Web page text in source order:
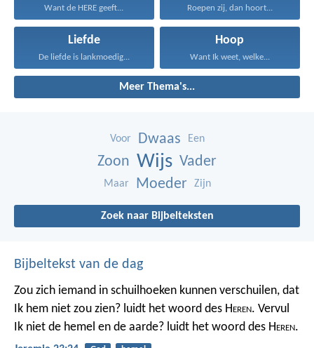
Want de HERE geeft... Roepen zij, dan hoort...
Liefde
De liefde is lankmoedig...
Hoop
Want Ik weet, welke...
Meer Thema's...
Voor Dwaas Een
Zoon Wijs Vader
Maar Moeder Zijn
Zoek naar Bijbelteksten
Bijbeltekst van de dag
Zou zich iemand in schuilhoeken kunnen verschuilen, dat
Ik hem niet zou zien? luidt het woord des Heren. Vervul
Ik niet de hemel en de aarde? luidt het woord des Heren.